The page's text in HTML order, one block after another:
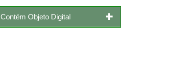
Contém Objeto Digital